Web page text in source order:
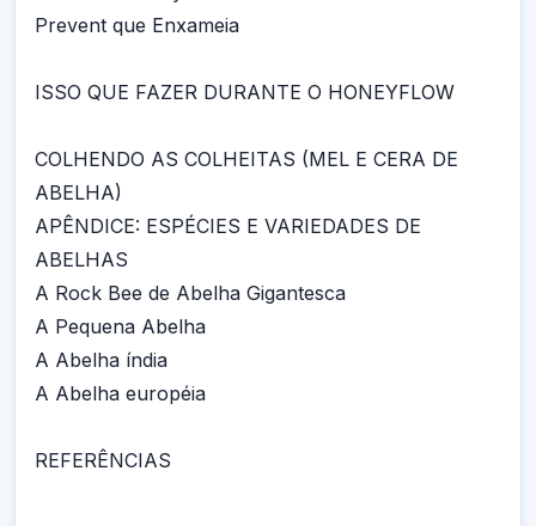
Prevent que Enxameia
ISSO QUE FAZER DURANTE O HONEYFLOW
COLHENDO AS COLHEITAS (MEL E CERA DE
ABELHA)
APÊNDICE: ESPÉCIES E VARIEDADES DE
ABELHAS
A Rock Bee de Abelha Gigantesca
A Pequena Abelha
A Abelha índia
A Abelha européia
REFERÊNCIAS